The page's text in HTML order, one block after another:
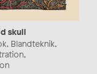
skull
Blandteknik,